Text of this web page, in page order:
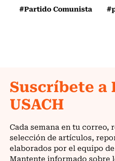
#Partido Comunista